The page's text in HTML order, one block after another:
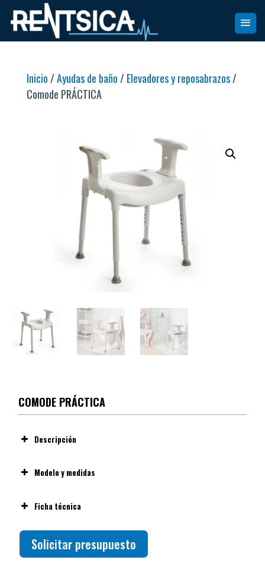
Inicio /Ayudas de baño / Elevadores y reposabrazos/
Comode PRÁCTICA
COMODE PRÁCTICA
Descripción
Modelo y medidas
Ficha técnica
Solicitar presupuesto